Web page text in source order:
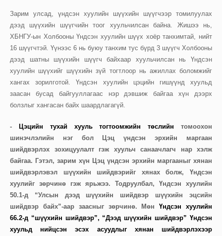
Зарим улсад, үндсэн хуулийн шүүхийн шүүгчээр томилуулах
дээд шүүхийн шүүгчийн тоог хуульчилсан байна. Жишээ нь,
ХБНГУ-ын Холбооны Үндсэн хуулийн шүүх хоёр танхимтай, нийт
16 шүүгчтэй. Үүнээс 6 нь буюу танхим тус бүрд 3 шүүгч Холбооны
дээд шатны шүүхийн шүүгч байхаар хуульчилсан нь Үндсэн
хуулийн шүүхийг шүүхийн зүй тогтлоор нь ажиллах боломжийг
хангах зорилготой. Үндсэн хуулийн цэцийн гишүүнд хуульд
заасан бусад байгууллагаас нэр дэвшиж байгаа хүн дээрх
болзлыг хангасан байх шаардлагагүй.
- Цэцийн тухай хууль тогтоомжийн төслийнтомоохон
шинэчлэлийн нэг бол Цэц үндсэн эрхийн маргаан
шийдвэрлэх зохицуулалт гэж хуульч санаачлагч нар хэлж
байгаа. Гэтэл, зарим хүн Цэц үндсэн эрхийн маргааныг хянан
шийдвэрлэвэл шүүхийн шийдвэрийг хянах болж, Үндсэн
хуулийг зөрчинө гэж ярьжээ. Тодруулбал, Үндсэн хуулийн
50.1-д “Улсын дээд шүүхийн шийдвэр шүүхийн эцсийн
шийдвэр байх”-аар заасныг зөрчинө. МөнҮндсэн хуулийн
66.2-д “шүүхийн шийдвэр”, “Дээд шүүхийн шийдвэр” Үндсэн
хуульд нийцсэн эсэх асуудлыг хянан шийдвэрлэхээр